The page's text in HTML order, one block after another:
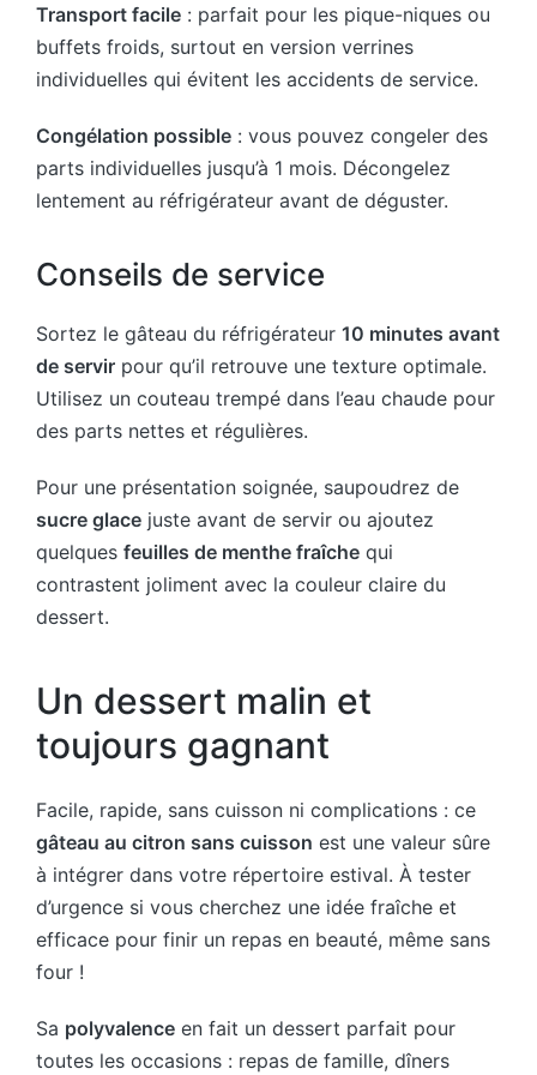
Transport facile : parfait pour les pique-niques ou
buffets froids, surtout en version verrines
individuelles qui évitent les accidents de service.
Congélation possible : vous pouvez congeler des
parts individuelles jusqu’à 1 mois. Décongelez
lentement au réfrigérateur avant de déguster.
Conseils de service
Sortez le gâteau du réfrigérateur 10 minutes avant
de servir pour qu’il retrouve une texture optimale.
Utilisez un couteau trempé dans l’eau chaude pour
des parts nettes et régulières.
Pour une présentation soignée, saupoudrez de
sucre glace juste avant de servir ou ajoutez
quelques feuilles de menthe fraîche qui
contrastent joliment avec la couleur claire du
dessert.
Un dessert malin et
toujours gagnant
Facile, rapide, sans cuisson ni complications : ce
gâteau au citron sans cuisson est une valeur sûre
à intégrer dans votre répertoire estival. À tester
d’urgence si vous cherchez une idée fraîche et
efficace pour finir un repas en beauté, même sans
four !
Sa polyvalence en fait un dessert parfait pour
toutes les occasions : repas de famille, dîners